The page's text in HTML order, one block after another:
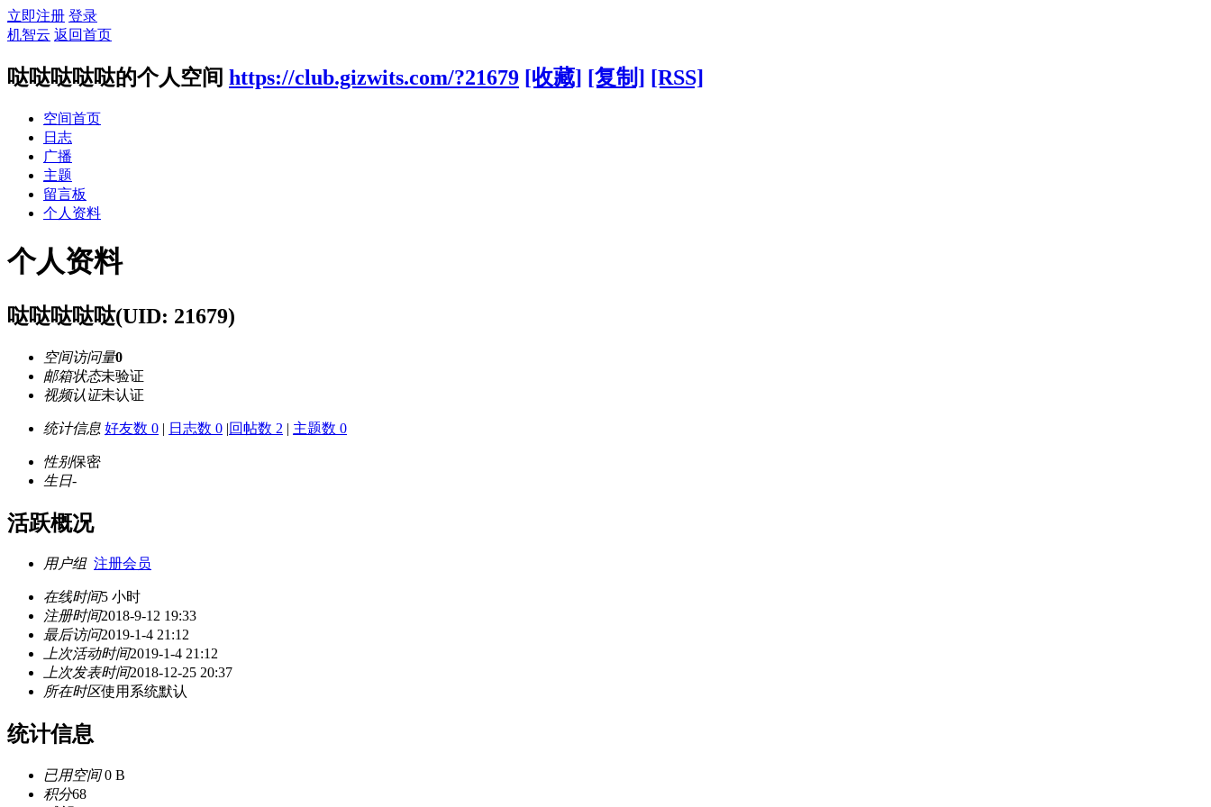
立即注册 登录
机智云 返回首页
哒哒哒哒哒的个人空间 https://club.gizwits.com/?21679 [收藏] [复制] [RSS]
空间首页
日志
广播
主题
留言板
个人资料
个人资料
哒哒哒哒哒(UID: 21679)
空间访问量0
邮箱状态未验证
视频认证未认证
统计信息 好友数 0 | 日志数 0 |回帖数 2 | 主题数 0
性别保密
生日-
活跃概况
用户组 注册会员
在线时间5 小时
注册时间2018-9-12 19:33
最后访问2019-1-4 21:12
上次活动时间2019-1-4 21:12
上次发表时间2018-12-25 20:37
所在时区使用系统默认
统计信息
已用空间0 B
积分68